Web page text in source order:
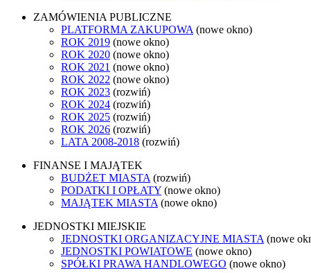
ZAMÓWIENIA PUBLICZNE
PLATFORMA ZAKUPOWA (nowe okno)
ROK 2019 (nowe okno)
ROK 2020 (nowe okno)
ROK 2021 (nowe okno)
ROK 2022 (nowe okno)
ROK 2023 (rozwiń)
ROK 2024 (rozwiń)
ROK 2025 (rozwiń)
ROK 2026 (rozwiń)
LATA 2008-2018 (rozwiń)
FINANSE I MAJĄTEK
BUDŻET MIASTA (rozwiń)
PODATKI I OPŁATY (nowe okno)
MAJĄTEK MIASTA (nowe okno)
JEDNOSTKI MIEJSKIE
JEDNOSTKI ORGANIZACYJNE MIASTA (nowe
JEDNOSTKI POWIATOWE (nowe okno)
SPÓŁKI PRAWA HANDLOWEGO (nowe okno)